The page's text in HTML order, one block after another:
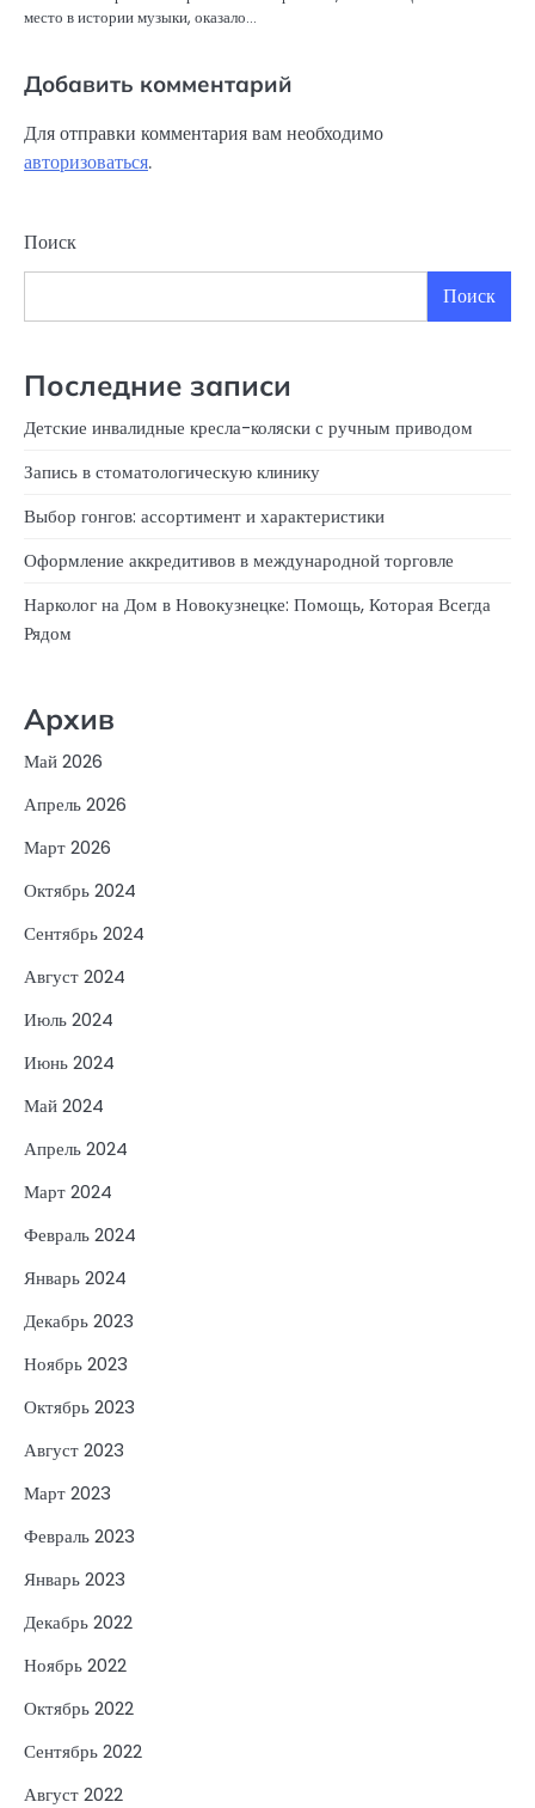
место в истории музыки, оказало…
Добавить комментарий
Для отправки комментария вам необходимо
авторизоваться.
Поиск
Поиск
Последние записи
Детские инвалидные кресла-коляски с ручным приводом
Запись в стоматологическую клинику
Выбор гонгов: ассортимент и характеристики
Оформление аккредитивов в международной торговле
Нарколог на Дом в Новокузнецке: Помощь, Которая Всегда
Рядом
Архив
Май 2026
Апрель 2026
Март 2026
Октябрь 2024
Сентябрь 2024
Август 2024
Июль 2024
Июнь 2024
Май 2024
Апрель 2024
Март 2024
Февраль 2024
Январь 2024
Декабрь 2023
Ноябрь 2023
Октябрь 2023
Август 2023
Март 2023
Февраль 2023
Январь 2023
Декабрь 2022
Ноябрь 2022
Октябрь 2022
Сентябрь 2022
Август 2022